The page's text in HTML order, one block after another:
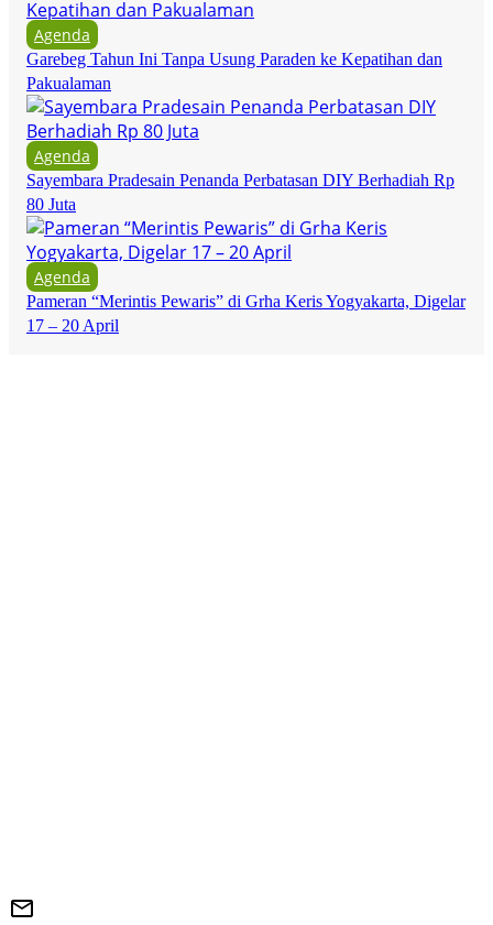
Agenda
Garebeg Tahun Ini Tanpa Usung Paraden ke Kepatihan dan
Pakualaman
Agenda
Sayembara Pradesain Penanda Perbatasan DIY Berhadiah Rp
80 Juta
Agenda
Pameran “Merintis Pewaris” di Grha Keris Yogyakarta, Digelar
17 – 20 April